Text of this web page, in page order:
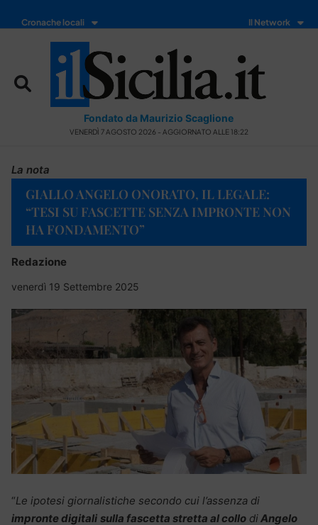
Cronache locali Il Network
Fondato da Maurizio Scaglione
VENERDÌ 7 AGOSTO 2026 - AGGIORNATO ALLE 18:22
La nota
GIALLO ANGELO ONORATO, IL LEGALE:
“TESI SU FASCETTE SENZA IMPRONTE NON
HA FONDAMENTO”
Redazione
venerdì 19 Settembre 2025
“Le ipotesi giornalistiche secondo cui l’assenza di
impronte digitali sulla fascetta stretta al collo diAngelo